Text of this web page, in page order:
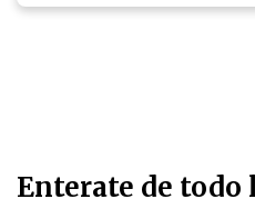
Enterate de todo